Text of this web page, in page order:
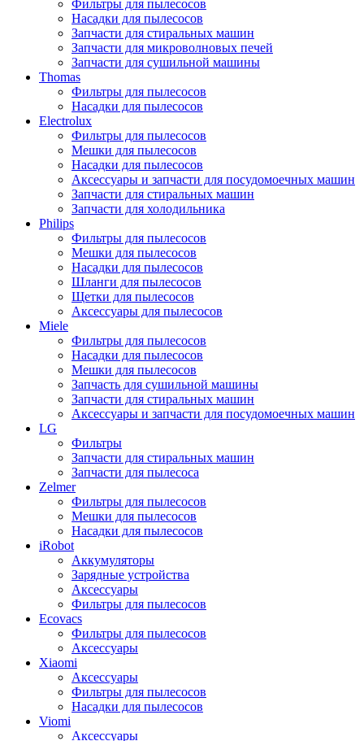
Фильтры для пылесосов
Насадки для пылесосов
Запчасти для стиральных машин
Запчасти для микроволновых печей
Запчасти для сушильной машины
Thomas
Фильтры для пылесосов
Насадки для пылесосов
Electrolux
Фильтры для пылесосов
Мешки для пылесосов
Насадки для пылесосов
Аксессуары и запчасти для посудомоечных машин
Запчасти для стиральных машин
Запчасти для холодильника
Philips
Фильтры для пылесосов
Мешки для пылесосов
Насадки для пылесосов
Шланги для пылесосов
Щетки для пылесосов
Аксессуары для пылесосов
Miele
Фильтры для пылесосов
Насадки для пылесосов
Мешки для пылесосов
Запчасть для сушильной машины
Запчасти для стиральных машин
Аксессуары и запчасти для посудомоечных машин
LG
Фильтры
Запчасти для стиральных машин
Запчасти для пылесоса
Zelmer
Фильтры для пылесосов
Мешки для пылесосов
Насадки для пылесосов
iRobot
Аккумуляторы
Зарядные устройства
Аксессуары
Фильтры для пылесосов
Ecovacs
Фильтры для пылесосов
Аксессуары
Xiaomi
Аксессуары
Фильтры для пылесосов
Насадки для пылесосов
Viomi
Аксессуары